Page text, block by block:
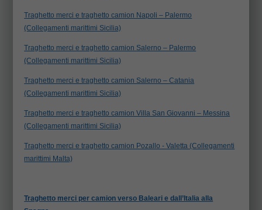
Traghetto merci e traghetto camion Napoli – Palermo
(Collegamenti marittimi Sicilia)
Traghetto merci e traghetto camion Salerno – Palermo
(Collegamenti marittimi Sicilia)
Traghetto merci e traghetto camion Salerno – Catania
(Collegamenti marittimi Sicilia)
Traghetto merci e traghetto camion Villa San Giovanni – Messina
(Collegamenti marittimi Sicilia)
Traghetto merci e traghetto camion Pozallo - Valetta (Collegamenti
marittimi Malta)
Traghetto merci per camion verso Baleari e dall’Italia alla